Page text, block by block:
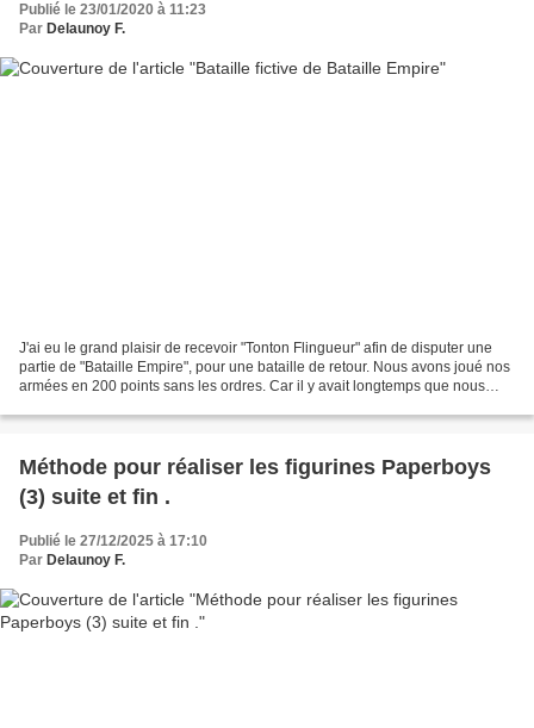
Publié le 23/01/2020 à 11:23
Par Delaunoy F.
J'ai eu le grand plaisir de recevoir "Tonton Flingueur" afin de disputer une
partie de "Bataille Empire", pour une bataille de retour. Nous avons joué nos
armées en 200 points sans les ordres. Car il y avait longtemps que nous
Méthode pour réaliser les figurines Paperboys
(3) suite et fin .
Publié le 27/12/2025 à 17:10
Par Delaunoy F.